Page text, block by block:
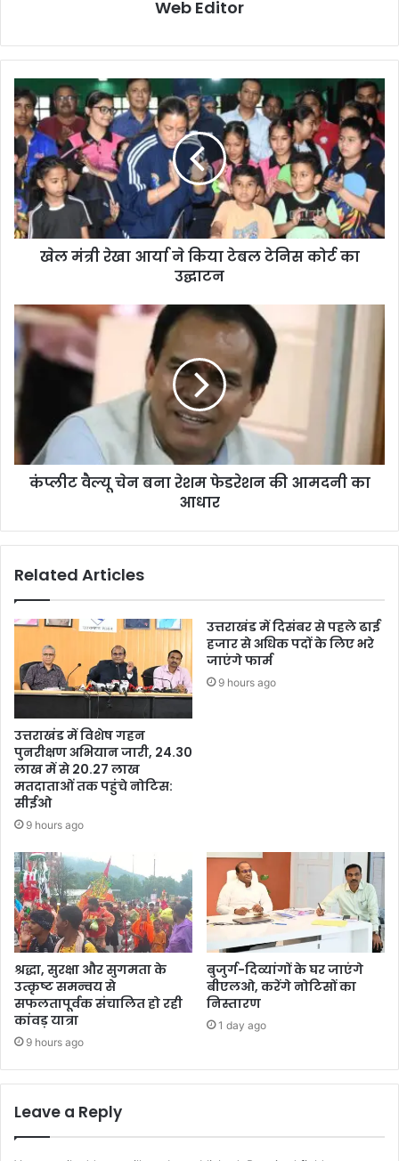
Web Editor
खेल मंत्री रेखा आर्या ने किया टेबल टेनिस कोर्ट का
उद्घाटन
कंप्लीट वैल्यू चेन बना रेशम फेडरेशन की आमदनी का
आधार
Related Articles
उत्तराखंड में विशेष गहन
पुनरीक्षण अभियान जारी, 24.30
लाख में से 20.27 लाख
मतदाताओं तक पहुंचे नोटिस:
सीईओ
9 hours ago
उत्तराखंड में दिसंबर से पहले ढाई
हजार से अधिक पदों के लिए भरे
जाएंगे फार्म
9 hours ago
श्रद्धा, सुरक्षा और सुगमता के
उत्कृष्ट समन्वय से
सफलतापूर्वक संचालित हो रही
कांवड़ यात्रा
9 hours ago
बुजुर्ग-दिव्यांगों के घर जाएंगे
बीएलओ, करेंगे नोटिसों का
निस्तारण
1 day ago
Leave a Reply